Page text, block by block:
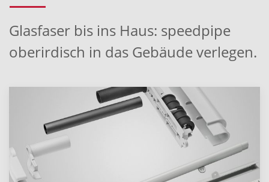
Glasfaser bis ins Haus: speedpipe
oberirdisch in das Gebäude verlegen.